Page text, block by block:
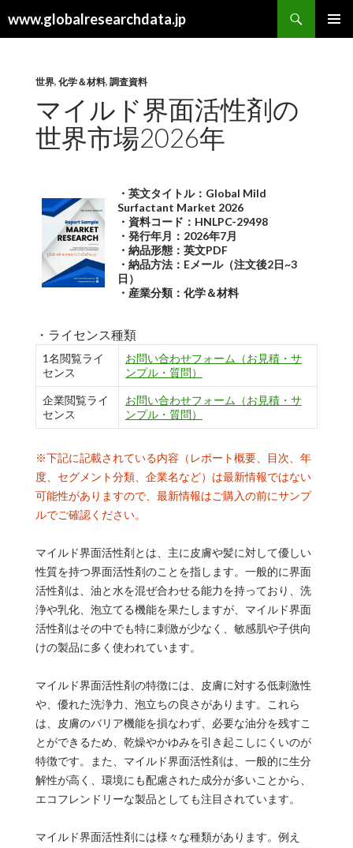
www.globalresearchdata.jp
索
世界, 化学＆材料, 調査資料
マイルド界面活性剤の
世界市場2026年
・英文タイトル：Global Mild
Surfactant Market 2026
・資料コード：HNLPC-29498
・発行年月：2026年7月
・納品形態：英文PDF
・納品方法：Eメール（注文後2日~3
日）
・産業分類：化学＆材料
・ライセンス種類
1名閲覧ライ
センス
お問い合わせフォーム（お見積・サ
ンプル・質問）
企業閲覧ライ
センス
お問い合わせフォーム（お見積・サ
ンプル・質問）
※下記に記載されている内容（レポート概要、目次、年
度、セグメント分類、企業名など）は最新情報ではない
可能性がありますので、最新情報はご購入の前にサンプ
ルでご確認ください。
マイルド界面活性剤とは、主に皮膚や髪に対して優しい
性質を持つ界面活性剤のことを指します。一般的に界面
活性剤は、油と水を混ぜ合わせる能力を持っており、洗
浄や乳化、泡立てる機能を果たしますが、マイルド界面
活性剤はその中でも特に刺激が少なく、敏感肌や子供向
けの製品に多く使われています。
マイルド界面活性剤の特徴には、皮膚に対する低刺激性
や、優れた洗浄力、泡立ちの良さがあります。これら
は、皮膚のバリア機能を損なわず、必要な油分を残すこ
とができるため、乾燥やかゆみを引き起こしにくいのが
特徴です。また、マイルド界面活性剤は、一般的に生分
解性が高く、環境にも配慮された成分が多いことから、
エコフレンドリーな製品としても注目されています。
マイルド界面活性剤には様々な種類があります。例え